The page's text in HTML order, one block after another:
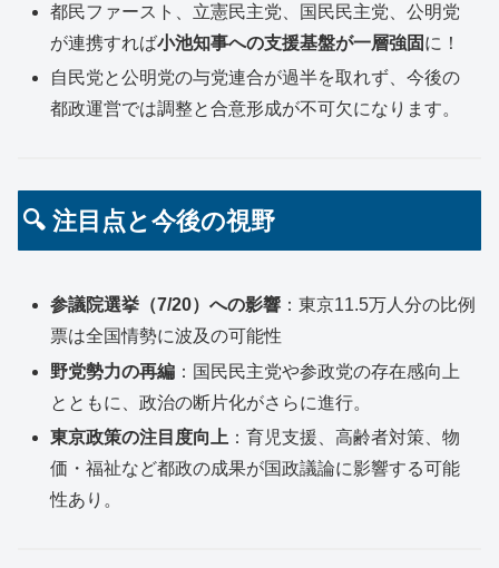
都民ファースト、立憲民主党、国民民主党、公明党
が連携すれば小池知事への支援基盤が一層強固 に！
自民党と公明党の与党連合が過半を取れず、今後の
都政運営では調整と合意形成が不可欠になります。
🔍 注目点と今後の視野
参議院選挙（7/20）への影響 ：東京11.5万人分の比例
票は全国情勢に波及の可能性
野党勢力の再編 ：国民民主党や参政党の存在感向上
とともに、政治の断片化がさらに進行。
東京政策の注目度向上 ：育児支援、高齢者対策、物
価・福祉など都政の成果が国政議論に影響する可能
性あり。